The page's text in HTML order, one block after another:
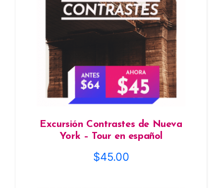
Excursión Contrastes de Nueva
York – Tour en español
$45.00